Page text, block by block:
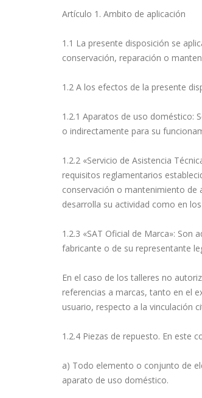
Artículo 1. Ambito de aplicación
1.1 La presente disposición se
conservación, reparación o
1.2 A los efectos de la presente
1.2.1 Aparatos de uso doméstico:
o indirectamente para su
1.2.2 «Servicio de Asistencia
requisitos reglamentarios
conservación o mantenimiento de
desarrolla su actividad como en
1.2.3 «SAT Oficial de Marca»: Son
fabricante o de su representante
En el caso de los talleres no
referencias a marcas, tanto en el
usuario, respecto a la vinculación
1.2.4 Piezas de repuesto. En este
a) Todo elemento o conjunto de
aparato de uso doméstico.